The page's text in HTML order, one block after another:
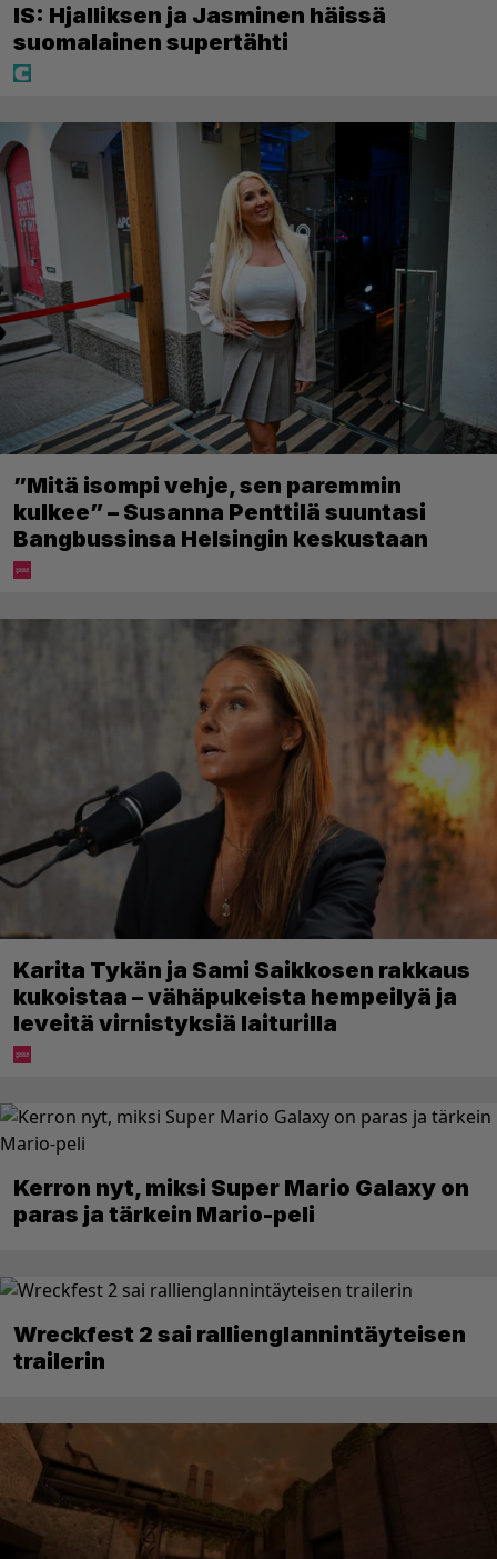
IS: Hjalliksen ja Jasminen häissä
suomalainen supertähti
”Mitä isompi vehje, sen paremmin
kulkee” – Susanna Penttilä suuntasi
Bangbussinsa Helsingin keskustaan
Karita Tykän ja Sami Saikkosen rakkaus
kukoistaa – vähäpukeista hempeilyä ja
leveitä virnistyksiä laiturilla
Kerron nyt, miksi Super Mario Galaxy on
paras ja tärkein Mario-peli
Wreckfest 2 sai rallienglannintäyteisen
trailerin